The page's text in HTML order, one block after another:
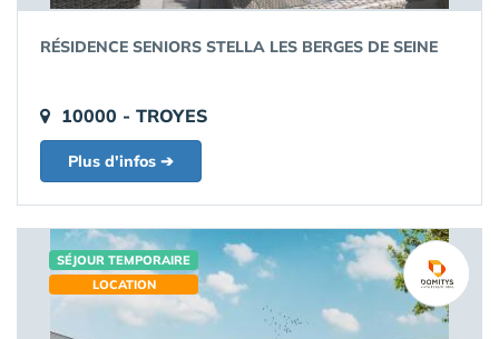
RÉSIDENCE SENIORS STELLA LES BERGES DE SEINE
10000 - TROYES
Plus d'infos ➔
SÉJOUR TEMPORAIRE
LOCATION